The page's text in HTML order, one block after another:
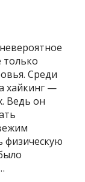
только
Среди
хайкинг —
Ведь он
физическую